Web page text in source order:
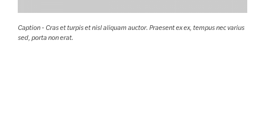
Caption - Cras et turpis et nisl aliquam auctor. Praesent ex ex, tempus nec varius
sed, porta non erat.